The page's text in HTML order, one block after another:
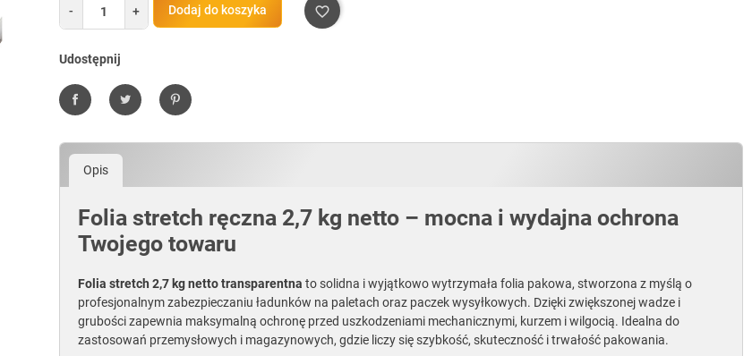
- + Dodaj do koszyka favorite_border
Udostępnij
UdostępnijTweetujPinterest
Opis
Folia stretch ręczna 2,7 kg netto – mocna i wydajna ochrona
Twojego towaru
Folia stretch 2,7 kg netto transparentna to solidna i wyjątkowo wytrzymała folia pakowa, stworzona z myślą o
profesjonalnym zabezpieczaniu ładunków na paletach oraz paczek wysyłkowych. Dzięki zwiększonej wadze i
grubości zapewnia maksymalną ochronę przed uszkodzeniami mechanicznymi, kurzem i wilgocią. Idealna do
zastosowań przemysłowych i magazynowych, gdzie liczy się szybkość, skuteczność i trwałość pakowania.